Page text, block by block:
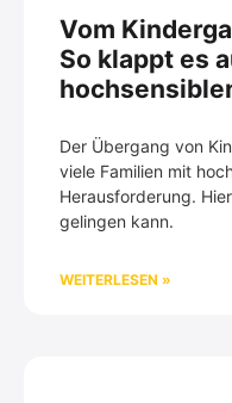
Vom
So klappt es
Der Übergang von
viele Familien mit
Herausforderung.
gelingen kann.
WEITERLESEN »